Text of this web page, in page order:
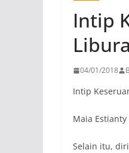
Intip
04/01/2018
Intip
Maia
Selain itu,